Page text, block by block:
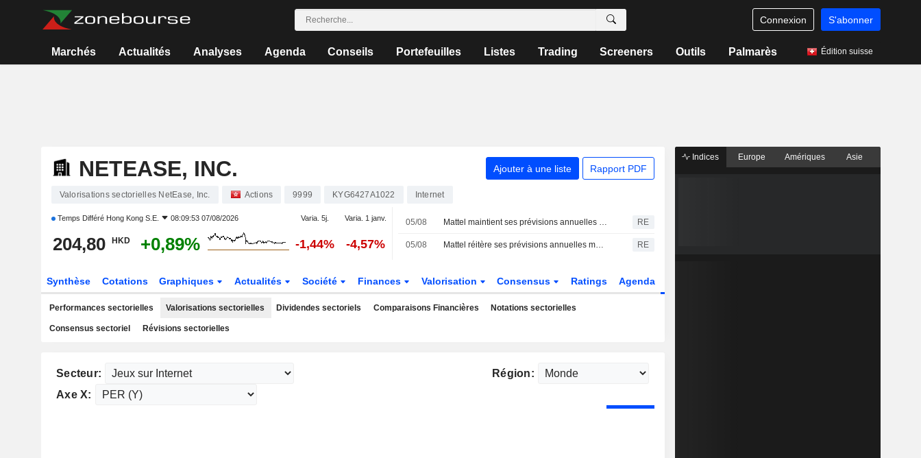
Connexion S'abonner
Marchés Actualités Analyses Agenda Conseils Portefeuilles Listes Trading Screeners Outils Palmarès Édition suisse
NETEASE, INC. Ajouter à une liste Rapport PDF
Valorisations sectorielles NetEase, Inc. Actions 9999 KYG6427A1022 Internet
Temps Différé Hong Kong S.E. 08:09:53 07/08/2026 Varia. 5j. Varia. 1 janv.
204,80 HKD +0,89% -1,44% -4,57%
05/08 Mattel maintient ses prévisions annuelles mais manque les estimations de bénéfice trimestriel, pénalisé par la hausse des coûts RE
05/08 Mattel réitère ses prévisions annuelles mais manque les estimations de bénéfice trimestriel en raison de la hausse des coûts RE
Synthèse Cotations Graphiques Actualités Société Finances Valorisation Consensus Ratings Agenda
Performances sectorielles Valorisations sectorielles Dividendes sectoriels Comparaisons Financières Notations sectorielles
Consensus sectoriel Révisions sectorielles
Secteur:
Région:
Axe X:
Indices Europe Amériques Asie